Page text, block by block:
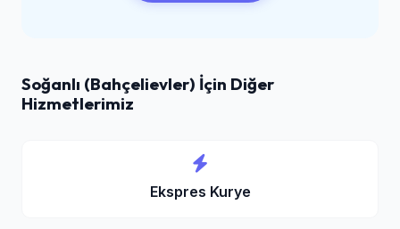
Soğanlı (Bahçelievler) İçin Diğer
Hizmetlerimiz
Ekspres Kurye